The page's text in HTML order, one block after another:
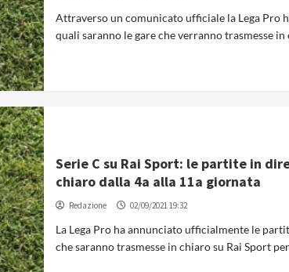
Attraverso un comunicato ufficiale la Lega Pro
quali saranno le gare che verranno trasmesse in
Serie C su Rai Sport: le partite in
chiaro dalla 4a alla 11a giornata
Redazione 02/09/2021 19:32
La Lega Pro ha annunciato ufficialmente le
che saranno trasmesse in chiaro su Rai Sport